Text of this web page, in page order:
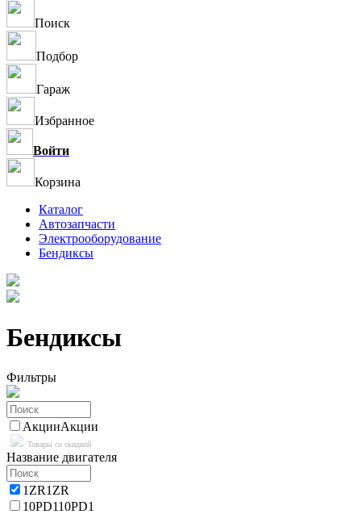
Поиск
Подбор
Гараж
Избранное
Войти
Корзина
Каталог
Автозапчасти
Электрооборудование
Бендиксы
Бендиксы
Фильтры
АкцииАкции
Товары со скидкой
Название двигателя
1ZR1ZR
10PD110PD1